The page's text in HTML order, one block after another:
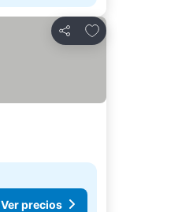
Compartir
Agregar a favoritos
Ver precios